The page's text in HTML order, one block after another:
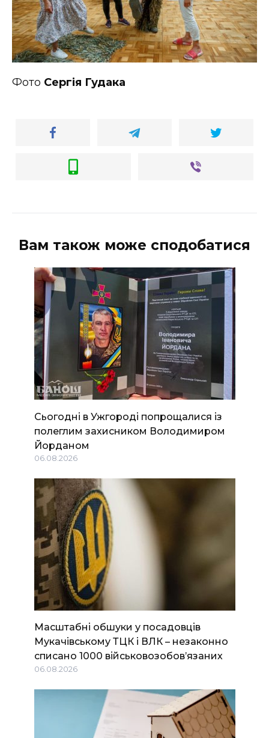
Фото Сергія Гудака
Вам також може сподобатися
Сьогодні в Ужгороді попрощалися із
полеглим захисником Володимиром
Йорданом
06.08.2026
Масштабні обшуки у посадовців
Мукачівському ТЦК і ВЛК – незаконно
списано 1000 військовозобов’язаних
06.08.2026